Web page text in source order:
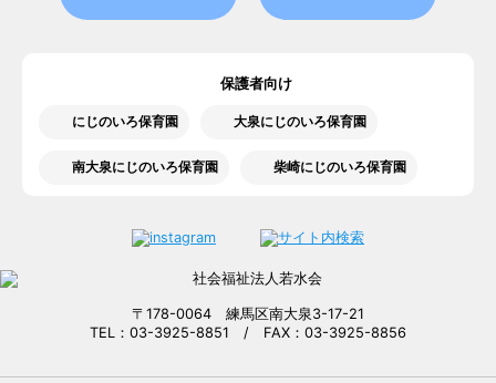
保護者向け
にじのいろ保育園 大泉にじのいろ保育園
南大泉にじのいろ保育園 柴崎にじのいろ保育園
〒178-0064 練馬区南大泉3-17-21
TEL：03-3925-8851 / FAX：03-3925-8856